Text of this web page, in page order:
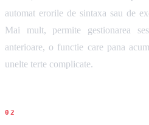
automat erorile de sintaxa sau de
Mai mult, permite gestionarea
anterioare, o functie care pana
unelte terte complicate.